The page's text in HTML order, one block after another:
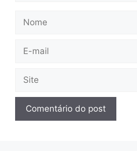
Nome
Site